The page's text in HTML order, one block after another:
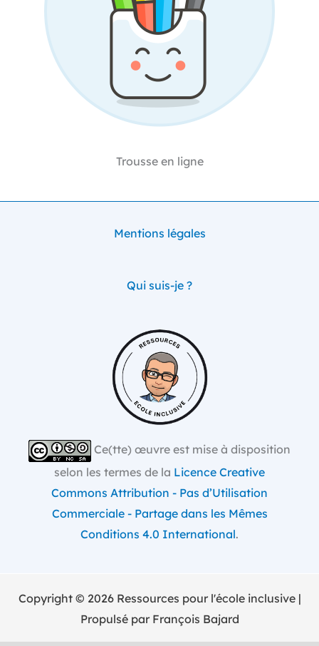
Trousse en ligne
Mentions légales
Qui suis-je ?
Ce(tte) œuvre est mise à disposition
selon les termes de la Licence Creative
Commons Attribution - Pas d’Utilisation
Commerciale - Partage dans les Mêmes
Conditions 4.0 International.
Copyright © 2026 Ressources pour l'école inclusive |
Propulsé par François Bajard